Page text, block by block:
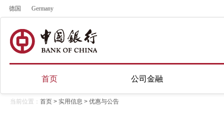
德国 Germany
首页 公司金融
当前位置： 首页 > 实用信息 > 优惠与公告